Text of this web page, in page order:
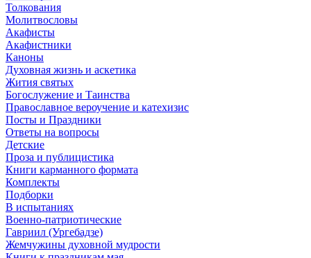
Толкования
Молитвословы
Акафисты
Акафистники
Каноны
Духовная жизнь и аскетика
Жития святых
Богослужение и Таинства
Православное вероучение и катехизис
Посты и Праздники
Ответы на вопросы
Детские
Проза и публицистика
Книги карманного формата
Комплекты
Подборки
В испытаниях
Военно-патриотические
Гавриил (Ургебадзе)
Жемчужины духовной мудрости